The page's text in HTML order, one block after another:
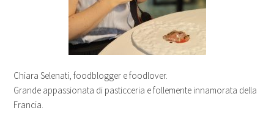
Chiara Selenati, foodblogger e foodlover.
Grande appassionata di pasticceria e follemente innamorata della
Francia.